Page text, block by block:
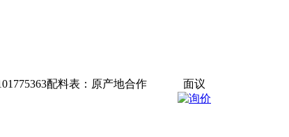
配料表：原产地合作
面议